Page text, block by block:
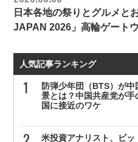
日本各地の祭りとグルメと
JAPAN 2026」高輪ゲート
人気記事ランキング
防弾少年団（BTS）が
景とは？中国共産党が手
国に接近のワケ
米投資アナリスト、ビ